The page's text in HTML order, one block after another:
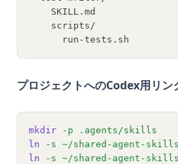
    SKILL.md
    scripts/
      run-tests.sh
プロジェクトへのCodex用リン
mkdir -p
.agents/skills
ln
-s ~/shared-agent-
ln
-s ~/shared-agent-